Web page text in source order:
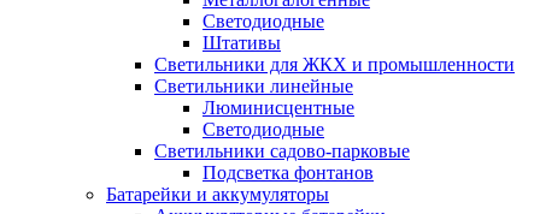
Светодиодные
Штативы
Светильники для ЖКХ и промышленности
Светильники линейные
Люминисцентные
Светодиодные
Светильники садово-парковые
Подсветка фонтанов
Батарейки и аккумуляторы